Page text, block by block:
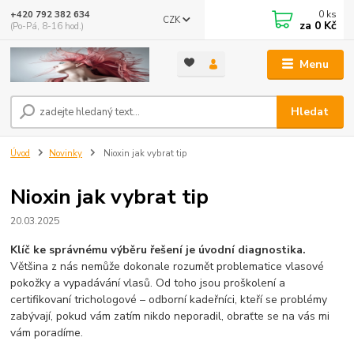
Menu
CZK
Hledat
+420 792 382 634
(Po-Pá, 8-16 hod.)
0 ks
za 0 Kč
Úvod Novinky Nioxin jak vybrat tip
Nioxin jak vybrat tip
20.03.2025
Klíč ke správnému výběru řešení je úvodní diagnostika.
Většina z nás nemůže dokonale rozumět problematice vlasové
pokožky a vypadávání vlasů. Od toho jsou proškolení a
certifikovaní trichologové – odborní kadeřníci, kteří se problémy
zabývají, pokud vám zatím nikdo neporadil, obraťte se na vás mi
vám poradíme.